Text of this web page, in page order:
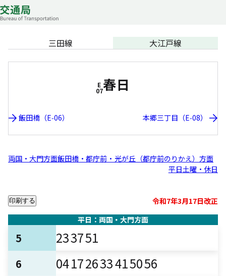
三田線 大江戸線
E
07春日
飯田橋（E-06） 本郷三丁目（E-08）
両国・大門方面飯田橋・都庁前・光が丘（都庁前のりかえ）方面
平日土曜・休日
印刷する
令和7年3月17日改正
平日：両国・大門方面
5 233751
6 04172633415056